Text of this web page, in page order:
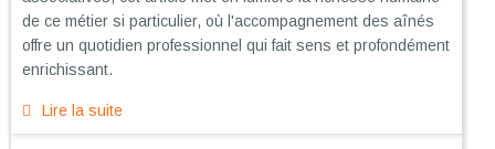
de ce métier si particulier, où l'accompagnement des aînés
offre un quotidien professionnel qui fait sens et profondément
enrichissant.
Lire la suite